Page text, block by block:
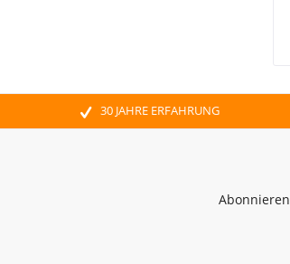
30 JAHRE ERFAHRUNG